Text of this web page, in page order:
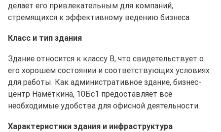
делает его привлекательным для компаний,
стремящихся к эффективному ведению бизнеса.
Класс и тип здания
Здание относится к классу B, что свидетельствует о
его хорошем состоянии и соответствующих условиях
для работы. Как административное здание, бизнес-
центр Намёткина, 10Бс1 предоставляет все
необходимые удобства для офисной деятельности.
Характеристики здания и инфраструктура